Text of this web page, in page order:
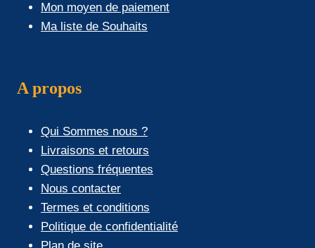
Mon moyen de paiement
Ma liste de Souhaits
A propos
Qui Sommes nous ?
Livraisons et retours
Questions fréquentes
Nous contacter
Termes et conditions
Politique de confidentialité